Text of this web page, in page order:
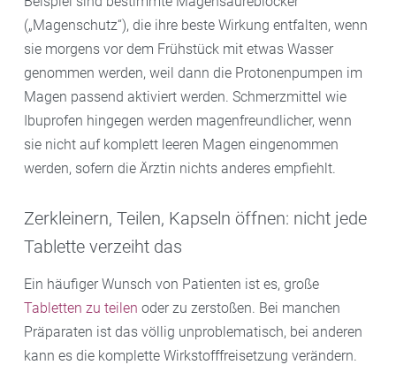
(„Magenschutz“), die ihre beste Wirkung entfalten, wenn
sie morgens vor dem Frühstück mit etwas Wasser
genommen werden, weil dann die Protonenpumpen im
Magen passend aktiviert werden. Schmerzmittel wie
Ibuprofen hingegen werden magenfreundlicher, wenn
sie nicht auf komplett leeren Magen eingenommen
werden, sofern die Ärztin nichts anderes empfiehlt.
Zerkleinern, Teilen, Kapseln öffnen: nicht jede
Tablette verzeiht das
Ein häufiger Wunsch von Patienten ist es, große
Tabletten zu teilen oder zu zerstoßen. Bei manchen
Präparaten ist das völlig unproblematisch, bei anderen
kann es die komplette Wirkstofffreisetzung verändern.